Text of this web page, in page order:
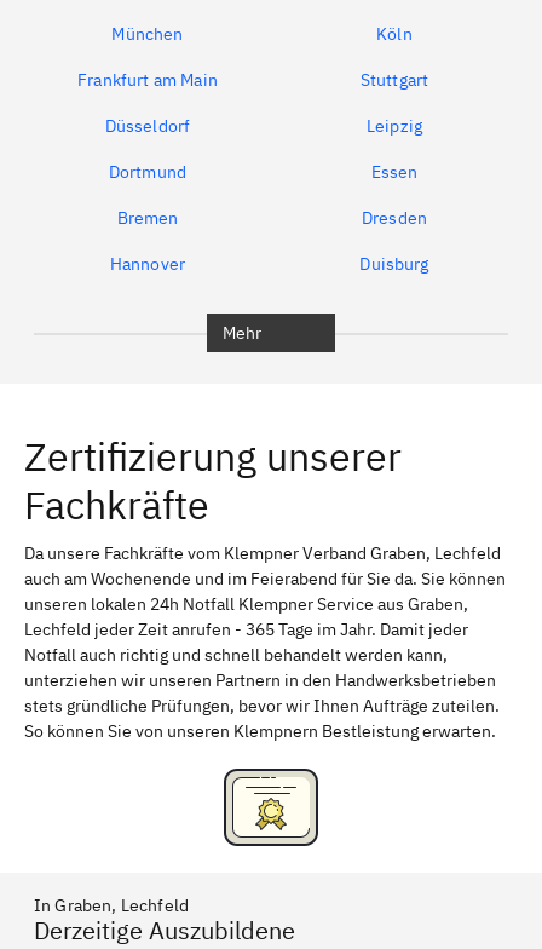
München Köln
Frankfurt am Main Stuttgart
Düsseldorf Leipzig
Dortmund Essen
Bremen Dresden
Hannover Duisburg
Erlangen Bamberg
Bayreuth
Schweinfurt Passau
Freising Rudelsdorf, Mittelfranken
Mehr
Zertifizierung unserer
Fachkräfte
Da unsere Fachkräfte vom Klempner Verband Graben, Lechfeld
auch am Wochenende und im Feierabend für Sie da. Sie können
unseren lokalen 24h Notfall Klempner Service aus Graben,
Lechfeld jeder Zeit anrufen - 365 Tage im Jahr. Damit jeder
Notfall auch richtig und schnell behandelt werden kann,
unterziehen wir unseren Partnern in den Handwerksbetrieben
stets gründliche Prüfungen, bevor wir Ihnen Aufträge zuteilen.
So können Sie von unseren Klempnern Bestleistung erwarten.
In Graben, Lechfeld
Derzeitige Auszubildene